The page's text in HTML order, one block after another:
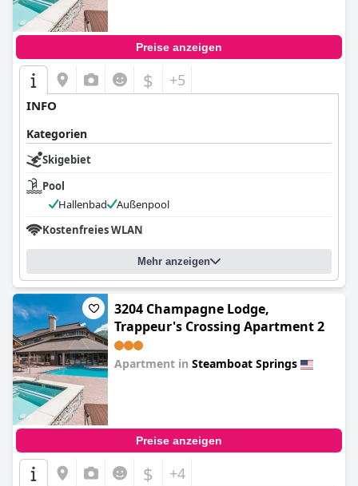
Preise anzeigen
$ +5
INFO
Kategorien
Skigebiet
Pool
Hallenbad
Außenpool
Kostenfreies WLAN
Mehr anzeigen
3204 Champagne Lodge,
Trappeur's Crossing Apartment 2
Apartment in Steamboat Springs
Preise anzeigen
$ +4